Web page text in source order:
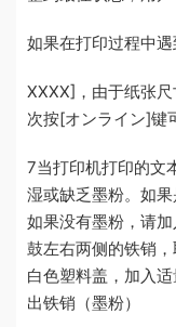
如果在打印过程中
XXXX]，由于纸张
次按[オンライン]键
7当打印机打印的文
湿或缺乏墨粉。如果
如果没有墨粉，请
鼓左右两侧的铁销
白色塑料盖，加入
出铁销（墨粉）